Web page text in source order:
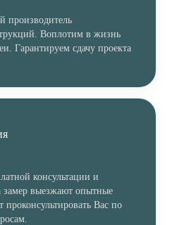
производитель
Воплотим в жизнь
Гарантируем сдачу проекта
консультации и
замер выезжают опытные
проконсультировать Вас по